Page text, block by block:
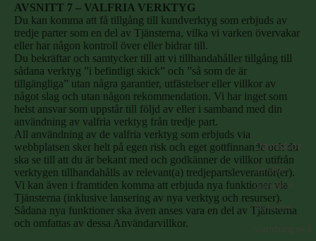
Damskor
Se alla
damskor
Nyheter
AVSNITT 7 – VALFRIA VERKTYG
Du kan komma att få tillgång till kundverktyg som erbjuds av
tredje parter som en del av Tjänsterna, vilka vi varken övervakar
eller har någon kontroll över eller bidrar till.
Du bekräftar och samtycker till att vi tillhandahåller tillgång till
sådana verktyg ”i befintligt skick” och ”så som de är
tillgängliga” utan några garantier, utfästelser eller villkor av
något slag och utan någon rekommendation. Vi har inget som
helst ansvar som uppstår till följd av eller i samband med din
användning av valfria verktyg från tredje part.
All användning av de valfria verktyg som erbjuds via
webbplatsen sker helt på egen risk och eget gottfinnande och du
ska se till att du är bekant med och godkänner de villkor utifrån
verktygen tillhandahålls av relevant(a) tredjepartsleverantör(er).
Vi kan även i framtiden komma att erbjuda nya funktioner via
Tjänsterna (inklusive lansering av nya verktyg och resurser).
Sådana nya funktioner ska även anses vara en del av Tjänsterna
och omfattas av dessa Användarvillkor.